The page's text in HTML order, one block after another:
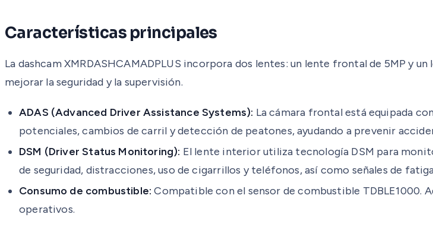
Características principales
La dashcam XMRDASHCAMADPLUS incorpora dos lentes: un lente frontal de 5MP y
mejorar la seguridad y la supervisión.
ADAS (Advanced Driver Assistance Systems): La cámara frontal está equipada
potenciales, cambios de carril y detección de peatones, ayudando a prevenir
DSM (Driver Status Monitoring): El lente interior utiliza tecnología DSM para
de seguridad, distracciones, uso de cigarrillos y teléfonos, así como señales de
Consumo de combustible: Compatible con el sensor de combustible
operativos.